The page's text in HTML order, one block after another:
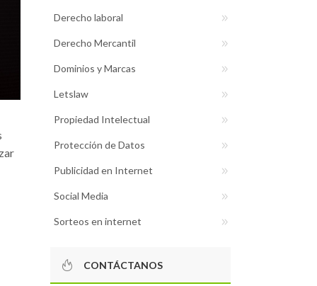
Derecho laboral
Derecho Mercantil
Dominios y Marcas
Letslaw
Propiedad Intelectual
Protección de Datos
Publicidad en Internet
Social Media
Sorteos en internet
CONTÁCTANOS